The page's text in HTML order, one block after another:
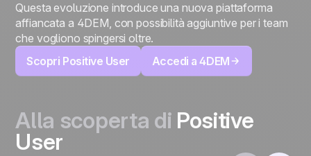
Questa evoluzione introduce una nuova piattaforma
affiancata a 4DEM, con possibilità aggiuntive per i team
che vogliono spingersi oltre.
Scopri Positive User
Accedi a 4DEM
Alla scoperta di Positive
User